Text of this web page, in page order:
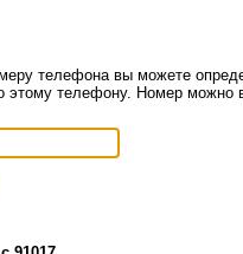
телефона вы можете
этому телефону. Номер